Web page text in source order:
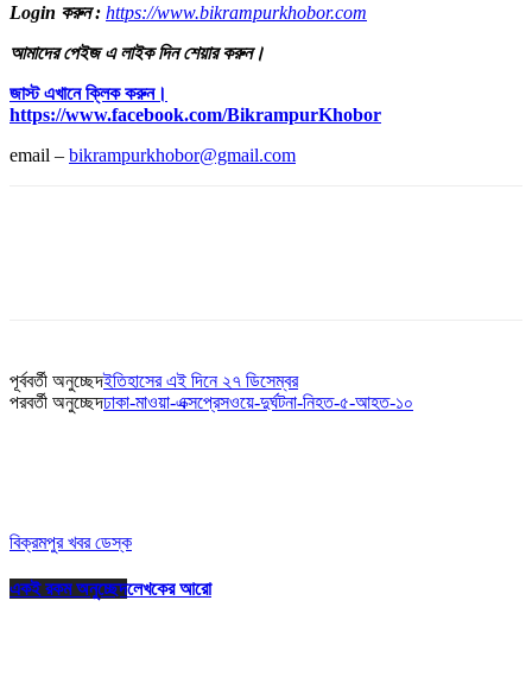
Login করুন: https://www.bikrampurkhobor.com
আমাদের পেইজ এ লাইক দিন শেয়ার করুন।
জাস্ট এখানে ক্লিক করুন।
https://www.facebook.com/BikrampurKhobor
email – bikrampurkhobor@gmail.com
পূর্ববর্তী অনুচ্ছেদইতিহাসের এই দিনে ২৭ ডিসেম্বর
পরবর্তী অনুচ্ছেদঢাকা-মাওয়া-এক্সপ্রেসওয়ে-দুর্ঘটনা-নিহত-৫-আহত-১০
বিক্রমপুর খবর ডেস্ক
একই রকম অনুচ্ছেদলেখকের আরো